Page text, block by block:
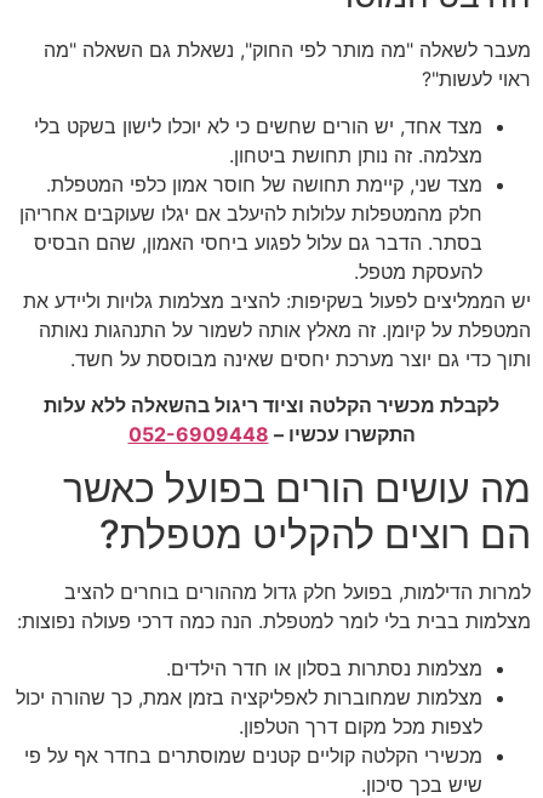
מעבר לשאלה "מה מותר לפי החוק", נשאלת גם השאלה "מה
ראוי לעשות"?
מצד אחד, יש הורים שחשים כי לא יוכלו לישון בשקט בלי
מצלמה. זה נותן תחושת ביטחון.
מצד שני, קיימת תחושה של חוסר אמון כלפי המטפלת.
חלק מהמטפלות עלולות להיעלב אם יגלו שעוקבים אחריהן
בסתר. הדבר גם עלול לפגוע ביחסי האמון, שהם הבסיס
להעסקת מטפל.
יש הממליצים לפעול בשקיפות: להציב מצלמות גלויות וליידע את
המטפלת על קיומן. זה מאלץ אותה לשמור על התנהגות נאותה
ותוך כדי גם יוצר מערכת יחסים שאינה מבוססת על חשד.
לקבלת מכשיר הקלטה וציוד ריגול בהשאלה ללא עלות
התקשרו עכשיו – 052-6909448
מה עושים הורים בפועל כאשר
הם רוצים להקליט מטפלת?
למרות הדילמות, בפועל חלק גדול מההורים בוחרים להציב
מצלמות בבית בלי לומר למטפלת. הנה כמה דרכי פעולה נפוצות:
מצלמות נסתרות בסלון או חדר הילדים.
מצלמות שמחוברות לאפליקציה בזמן אמת, כך שהורה יכול
לצפות מכל מקום דרך הטלפון.
מכשירי הקלטה קוליים קטנים שמוסתרים בחדר אף על פי
שיש בכך סיכון.